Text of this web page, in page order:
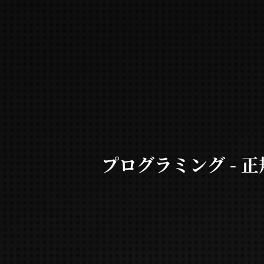
プログラミング -